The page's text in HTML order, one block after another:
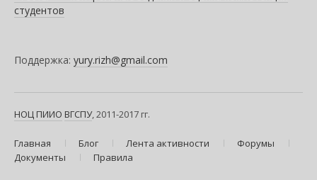
студентов
Поддержка: yury.rizh@gmail.com
НОЦ ПИИО ВГСПУ, 2011-2017 гг.
Главная Блог Лента активности
Форумы
Документы
Правила